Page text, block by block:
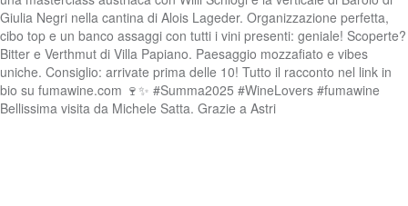
Bellissima visita da Michele Satta. Grazie a Astri